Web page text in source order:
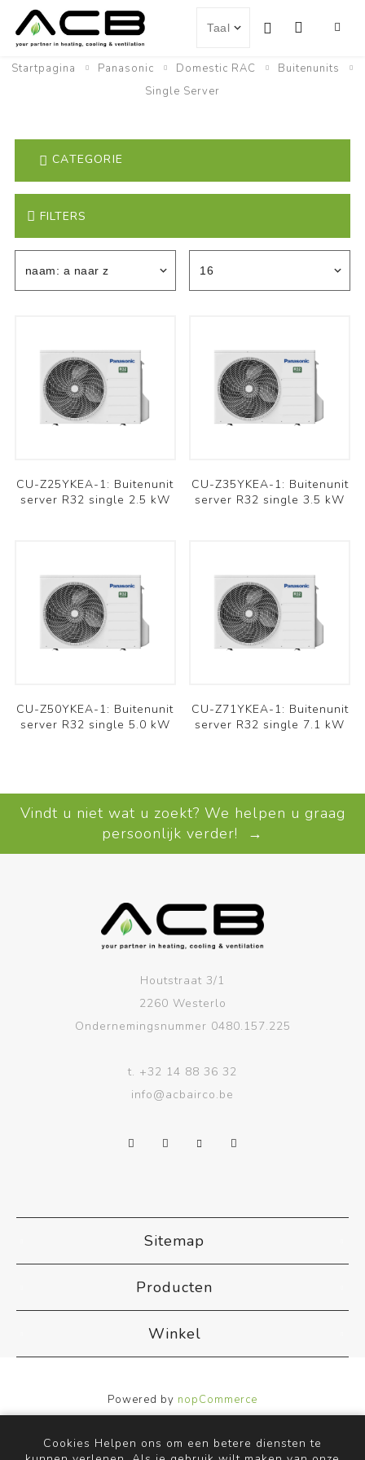
Startpagina Panasonic Domestic RAC
Buitenunits
Single Server
FILTERS
CU-Z25YKEA-1: Buitenunit
server R32 single 2.5 kW
CU-Z35YKEA-1: Buitenunit
server R32 single 3.5 kW
CU-Z50YKEA-1: Buitenunit
server R32 single 5.0 kW
CU-Z71YKEA-1: Buitenunit
server R32 single 7.1 kW
CATEGORIE
Vindt u niet wat u zoekt? We helpen u graag
persoonlijk verder! →
Houtstraat 3/1
2260 Westerlo
Ondernemingsnummer 0480.157.225
t. +32 14 88 36 32
info@acbairco.be
Sitemap
Producten
Winkel
Powered by nopCommerce
Designed byNop-Templates.com
Copyright ; 2026 ACB Airco. Alle rechten voorbehouden.
Cookies Helpen ons om een betere diensten te